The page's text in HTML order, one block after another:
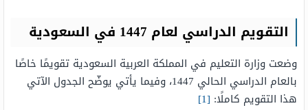
التقويم الدراسي لعام 1447 في السعودية
وضعت وزارة التعليم في المملكة العربية السعودية تقويمًا خاصًا
بالعام الدراسي الحالي 1447، وفيما يأتي يوضّح الجدول الآتي
هذا التقويم كاملًا: [1]